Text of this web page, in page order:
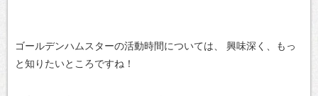
ゴールデンハムスターの活動時間については、
興味深く、もっ
と知りたいところですね！